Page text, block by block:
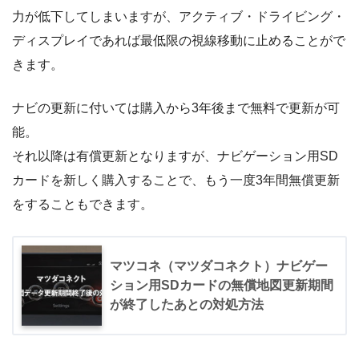
力が低下してしまいますが、アクティブ・ドライビング・
ディスプレイであれば最低限の視線移動に止めることがで
きます。
ナビの更新に付いては購入から3年後まで無料で更新が可
能。
それ以降は有償更新となりますが、ナビゲーション用SD
カードを新しく購入することで、もう一度3年間無償更新
をすることもできます。
マツコネ（マツダコネクト）ナビゲー
ション用SDカードの無償地図更新期間
が終了したあとの対処方法